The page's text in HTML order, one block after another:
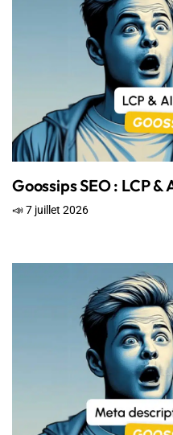
Goossips SEO : LCP &
📣 7 juillet 2026